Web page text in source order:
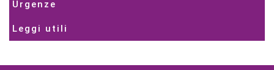
Urgenze
Leggi utili